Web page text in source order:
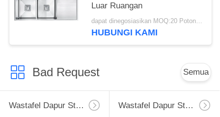
Luar Ruangan
dapat dinegosiasikan MOQ:20 Potongan / potongan
HUBUNGI KAMI
Bad Request Semua
Wastafel Dapur Stainless Steel Apron Wastafel Dapur Stainless Steel Tingkat Atas